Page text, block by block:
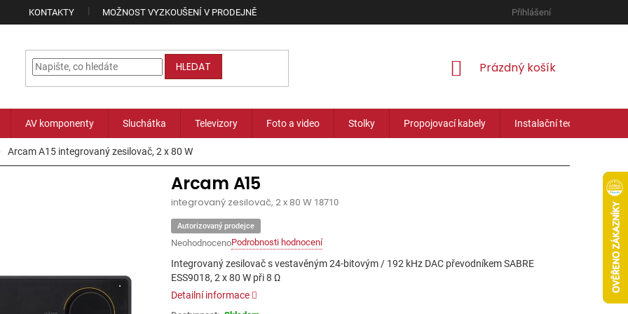
KONTAKTY MOŽNOST VYZKOUŠENÍ V PRODEJNĚ Přihlášení
HLEDAT
NÁKUPNÍ
Prázdný košík
AV komponenty Sluchátka Televizory Foto a video Stolky Propojovací kabely Instalační technika
Arcam A15 integrovaný zesilovač, 2 x 80 W
Autorizovaný prodejce
Průměrné
hodnocení
produktu
je
0,0
NeohodnocenoPodrobnosti hodnocení
Arcam A15
integrovaný zesilovač, 2 x 80 W 18710
Integrovaný zesilovač s vestavěným 24-bitovým / 192 kHz DAC převodníkem SABRE
ESS9018, 2 x 80 W při 8 Ω
Detailní informace